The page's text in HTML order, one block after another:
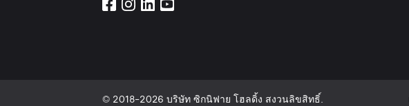
© 2018-2026 บริษัท ซิกนิฟาย โฮลดิ้ง สงวนลิขสิทธิ์.